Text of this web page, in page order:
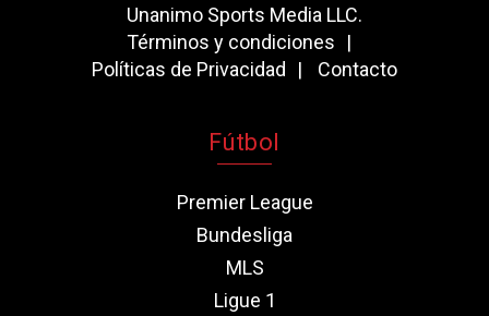
Unanimo Sports Media LLC.
Términos y condiciones
Políticas de Privacidad
Contacto
Fútbol
Premier League
Bundesliga
MLS
Ligue 1